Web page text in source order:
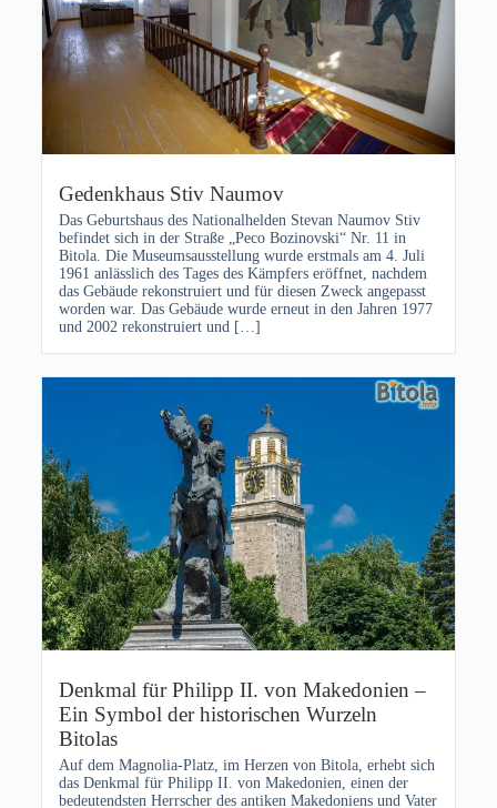
Gedenkhaus Stiv Naumov
Das Geburtshaus des Nationalhelden Stevan Naumov Stiv
befindet sich in der Straße „Peco Bozinovski“ Nr. 11 in
Bitola. Die Museumsausstellung wurde erstmals am 4. Juli
1961 anlässlich des Tages des Kämpfers eröffnet, nachdem
das Gebäude rekonstruiert und für diesen Zweck angepasst
worden war. Das Gebäude wurde erneut in den Jahren 1977
und 2002 rekonstruiert und […]
Denkmal für Philipp II. von Makedonien –
Ein Symbol der historischen Wurzeln
Bitolas
Auf dem Magnolia-Platz, im Herzen von Bitola, erhebt sich
das Denkmal für Philipp II. von Makedonien, einen der
bedeutendsten Herrscher des antiken Makedoniens und Vater